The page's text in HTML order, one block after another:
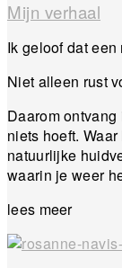
Mijn verhaal
Ik geloof dat
Niet alleen rust
Daarom
niets hoeft.
natuurlijke
waarin je weer
lees meer